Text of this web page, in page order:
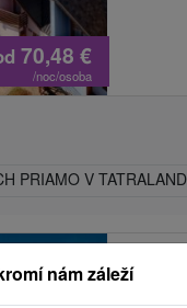
70,48 €
/noc/osoba
PRIAMO V
Hotel
nám záleží